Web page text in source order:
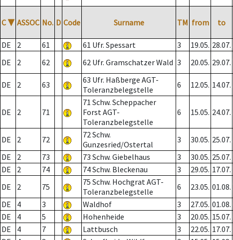
C ▼ ASSOC No. D Code Surname TM from to
DE
2 61 61 Ufr. Spessart 3 19.05. 28.07.
DE
2 62 62 Ufr. Gramschatzer Wald 3 20.05. 29.07.
DE 2 63
63 Ufr. Haßberge AGT-
Toleranzbelegstelle
6 12.05. 14.07.
DE 2 71
71 Schw. Scheppacher
Forst AGT-
Toleranzbelegstelle
6 15.05. 24.07.
DE 2 72
72 Schw.
Gunzesried/Ostertal
3 30.05. 25.07.
DE
2 73 73 Schw. Giebelhaus 3 30.05. 25.07.
DE
2 74 74 Schw. Bleckenau 3 29.05. 17.07.
DE
2 75
75 Schw. Hochgrat AGT-
Toleranzbelegstelle
6 23.05. 01.08.
DE
4 3 Waldhof 3 27.05. 01.08.
DE
4 5 Hohenheide 3 20.05. 15.07.
DE
4 7 Lattbusch 3 22.05. 17.07.